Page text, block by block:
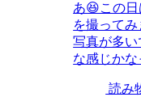
あ😆この
を撮って
写真が多
な感じかな
読み